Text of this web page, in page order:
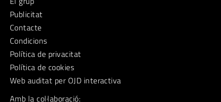
Publicitat
Contacte
Condicions
Política de privacitat
Política de cookies
Web auditat per OJD interactiva
Amb la col·laboració: